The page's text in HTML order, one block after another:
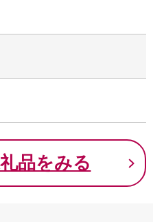
品をみる